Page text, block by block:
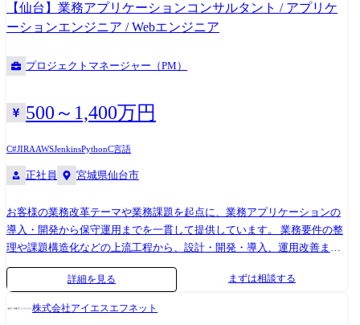
【仙台】業務アプリケーションコンサルタント / アプリケ
ーションエンジニア / Webエンジニア
プロジェクトマネージャー（PM）
500～1,400万円
C#JIRAAWSJenkinsPythonC言語
正社員 宮城県仙台市
お客様の業務改革テーマや業務課題を起点に、業務アプリケーションの
導入・開発から保守運用までを一貫して提供しています。 業務要件の整
理や課題構造化などの上流工程から、設計・開発・導入、運用改善まで
一連のプロセスに関わりながら、お客様の業務変革を支援します。 業務
系アプリケーションを中心に、基幹システムや周辺システムとの連携を
詳細を見る まずは相談する
株式会社アイエスエフネット